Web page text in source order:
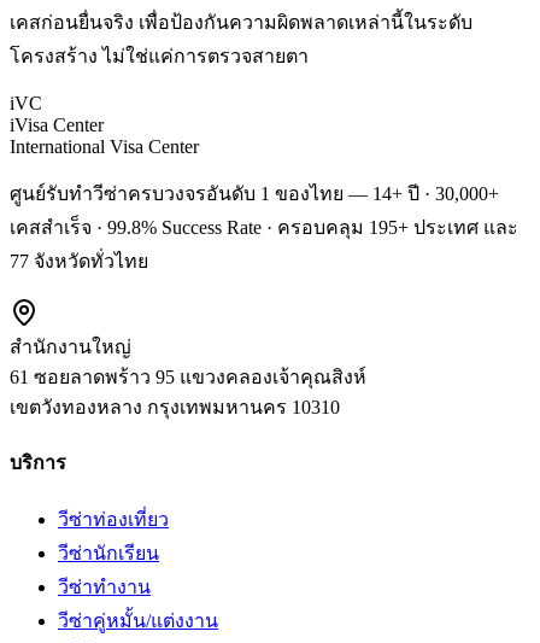
เคสก่อนยื่นจริง เพื่อป้องกันความผิดพลาดเหล่านี้ในระดับ
โครงสร้าง ไม่ใช่แค่การตรวจสายตา
iVC
iVisa Center
International Visa Center
ศูนย์รับทำวีซ่าครบวงจรอันดับ 1 ของไทย — 14+ ปี · 30,000+
เคสสำเร็จ · 99.8% Success Rate · ครอบคลุม 195+ ประเทศ และ
77 จังหวัดทั่วไทย
สำนักงานใหญ่
61 ซอยลาดพร้าว 95 แขวงคลองเจ้าคุณสิงห์
เขตวังทองหลาง กรุงเทพมหานคร 10310
บริการ
วีซ่าท่องเที่ยว
วีซ่านักเรียน
วีซ่าทำงาน
วีซ่าคู่หมั้น/แต่งงาน